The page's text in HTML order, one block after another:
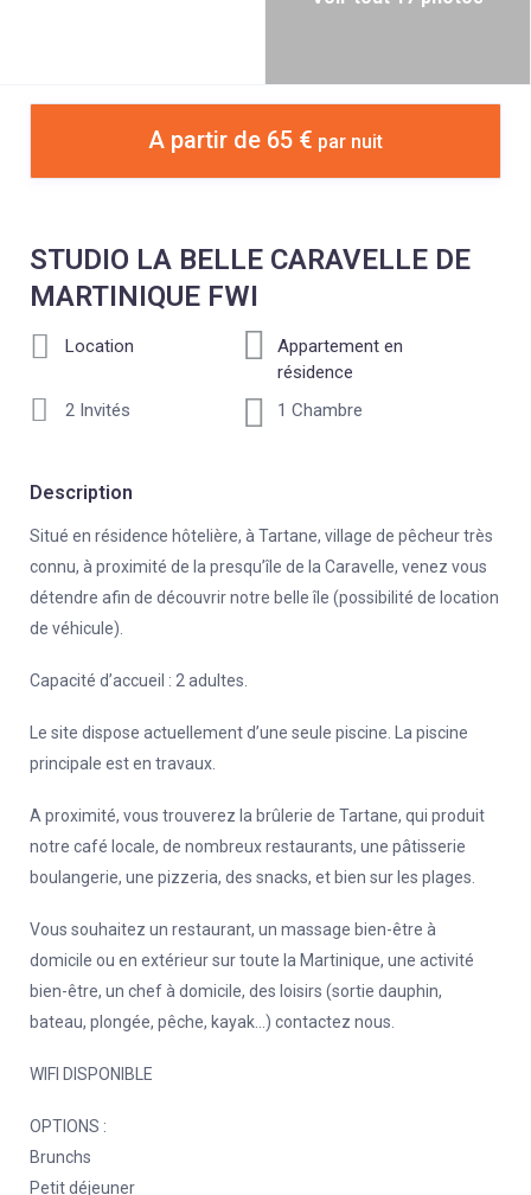
A partir de 65 € par nuit
STUDIO LA BELLE CARAVELLE DE
MARTINIQUE FWI
Location
Appartement en
résidence
2 Invités
1 Chambre
Description
Situé en résidence hôtelière, à Tartane, village de pêcheur très
connu, à proximité de la presqu’île de la Caravelle, venez vous
détendre afin de découvrir notre belle île (possibilité de location
de véhicule).
Capacité d’accueil : 2 adultes.
Le site dispose actuellement d’une seule piscine. La piscine
principale est en travaux.
A proximité, vous trouverez la brûlerie de Tartane, qui produit
notre café locale, de nombreux restaurants, une pâtisserie
boulangerie, une pizzeria, des snacks, et bien sur les plages.
Vous souhaitez un restaurant, un massage bien-être à
domicile ou en extérieur sur toute la Martinique, une activité
bien-être, un chef à domicile, des loisirs (sortie dauphin,
bateau, plongée, pêche, kayak…) contactez nous.
WIFI DISPONIBLE
OPTIONS :
Brunchs
Petit déjeuner